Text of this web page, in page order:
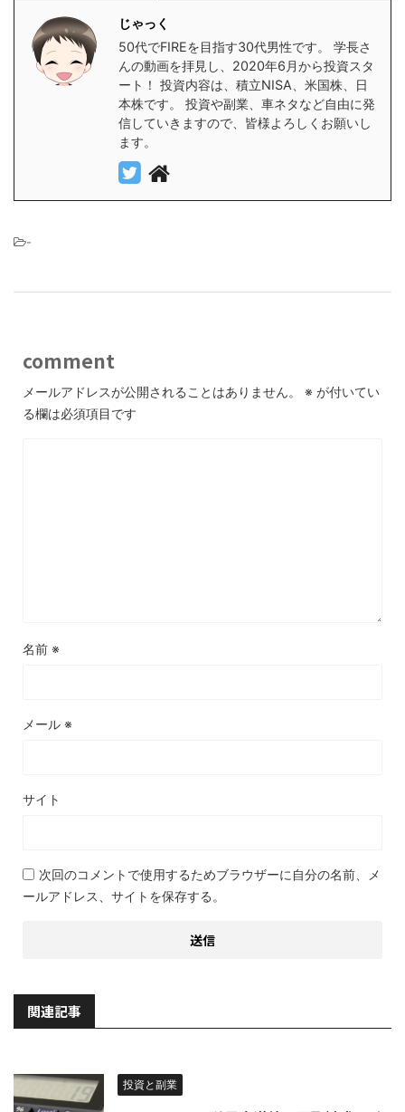
じゃっく
50代でFIREを目指す30代男性です。 学長さ
んの動画を拝見し、2020年6月から投資スタ
ート！ 投資内容は、積立NISA、米国株、日
本株です。 投資や副業、車ネタなど自由に発
信していきますので、皆様よろしくお願いし
ます。
-
comment
メールアドレスが公開されることはありません。 ※ が付いてい
る欄は必須項目です
名前 ※
メール ※
サイト
次回のコメントで使用するためブラウザーに自分の名前、メ
ールアドレス、サイトを保存する。
関連記事
投資と副業